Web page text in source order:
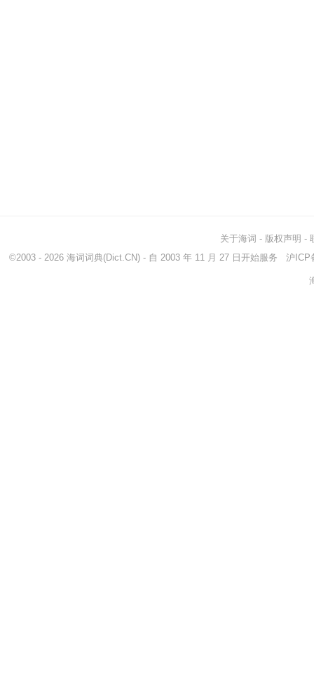
关于海词 - 版权声明 -
©2003 - 2026 海词词典(Dict.CN) - 自 2003 年 11 月 27 日开始服务 沪ICP